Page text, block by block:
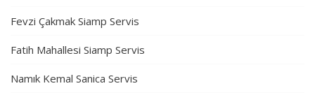
Fevzi Çakmak Siamp Servis
Fatih Mahallesi Siamp Servis
Namık Kemal Sanica Servis